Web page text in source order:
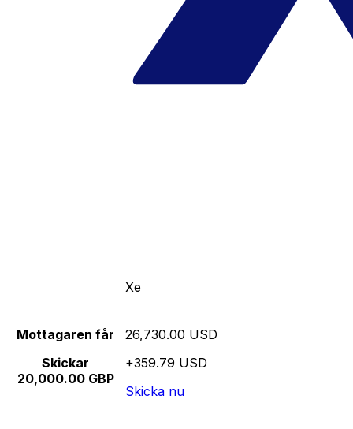
Xe
Mottagaren får
Skickar
20,000.00 GBP
26,730.00 USD
+359.79 USD
Skicka nu